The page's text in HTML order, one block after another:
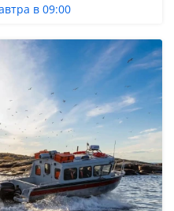
в 09:00